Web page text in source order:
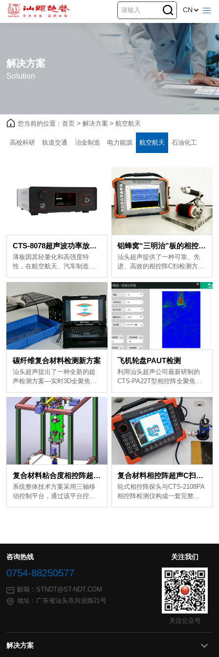
CN
解决方案
Solution
您当前的位置：首页 > 解决方案 > 航空航天
高校科研 轨道交通 冶金制造 电力能源 航空航天 石油化工
CTS-8078超声波功率放大器：用于薄板的导波检测应用研究
度、高信噪比检测。
铝蜂窝“三明治”板的相控阵C扫检测
理想选择。
碳纤维复合材料检测新方案 飞机轮盘PAUT检测
律......
复合材料粘合度相控阵超声检测 复合材料相控阵超声C扫描检测
咨询热线
0754-88250577
邮箱：STNDT@ST-NDT.COM
地址：广东省汕头市兴业路21号
解决方案
关注我们
关注公众号